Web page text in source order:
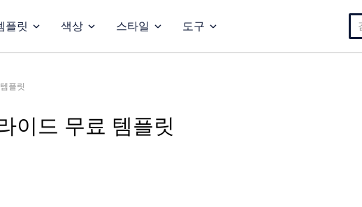
플릿 색상 스타일 도구
색:
플릿
이드 무료 템플릿